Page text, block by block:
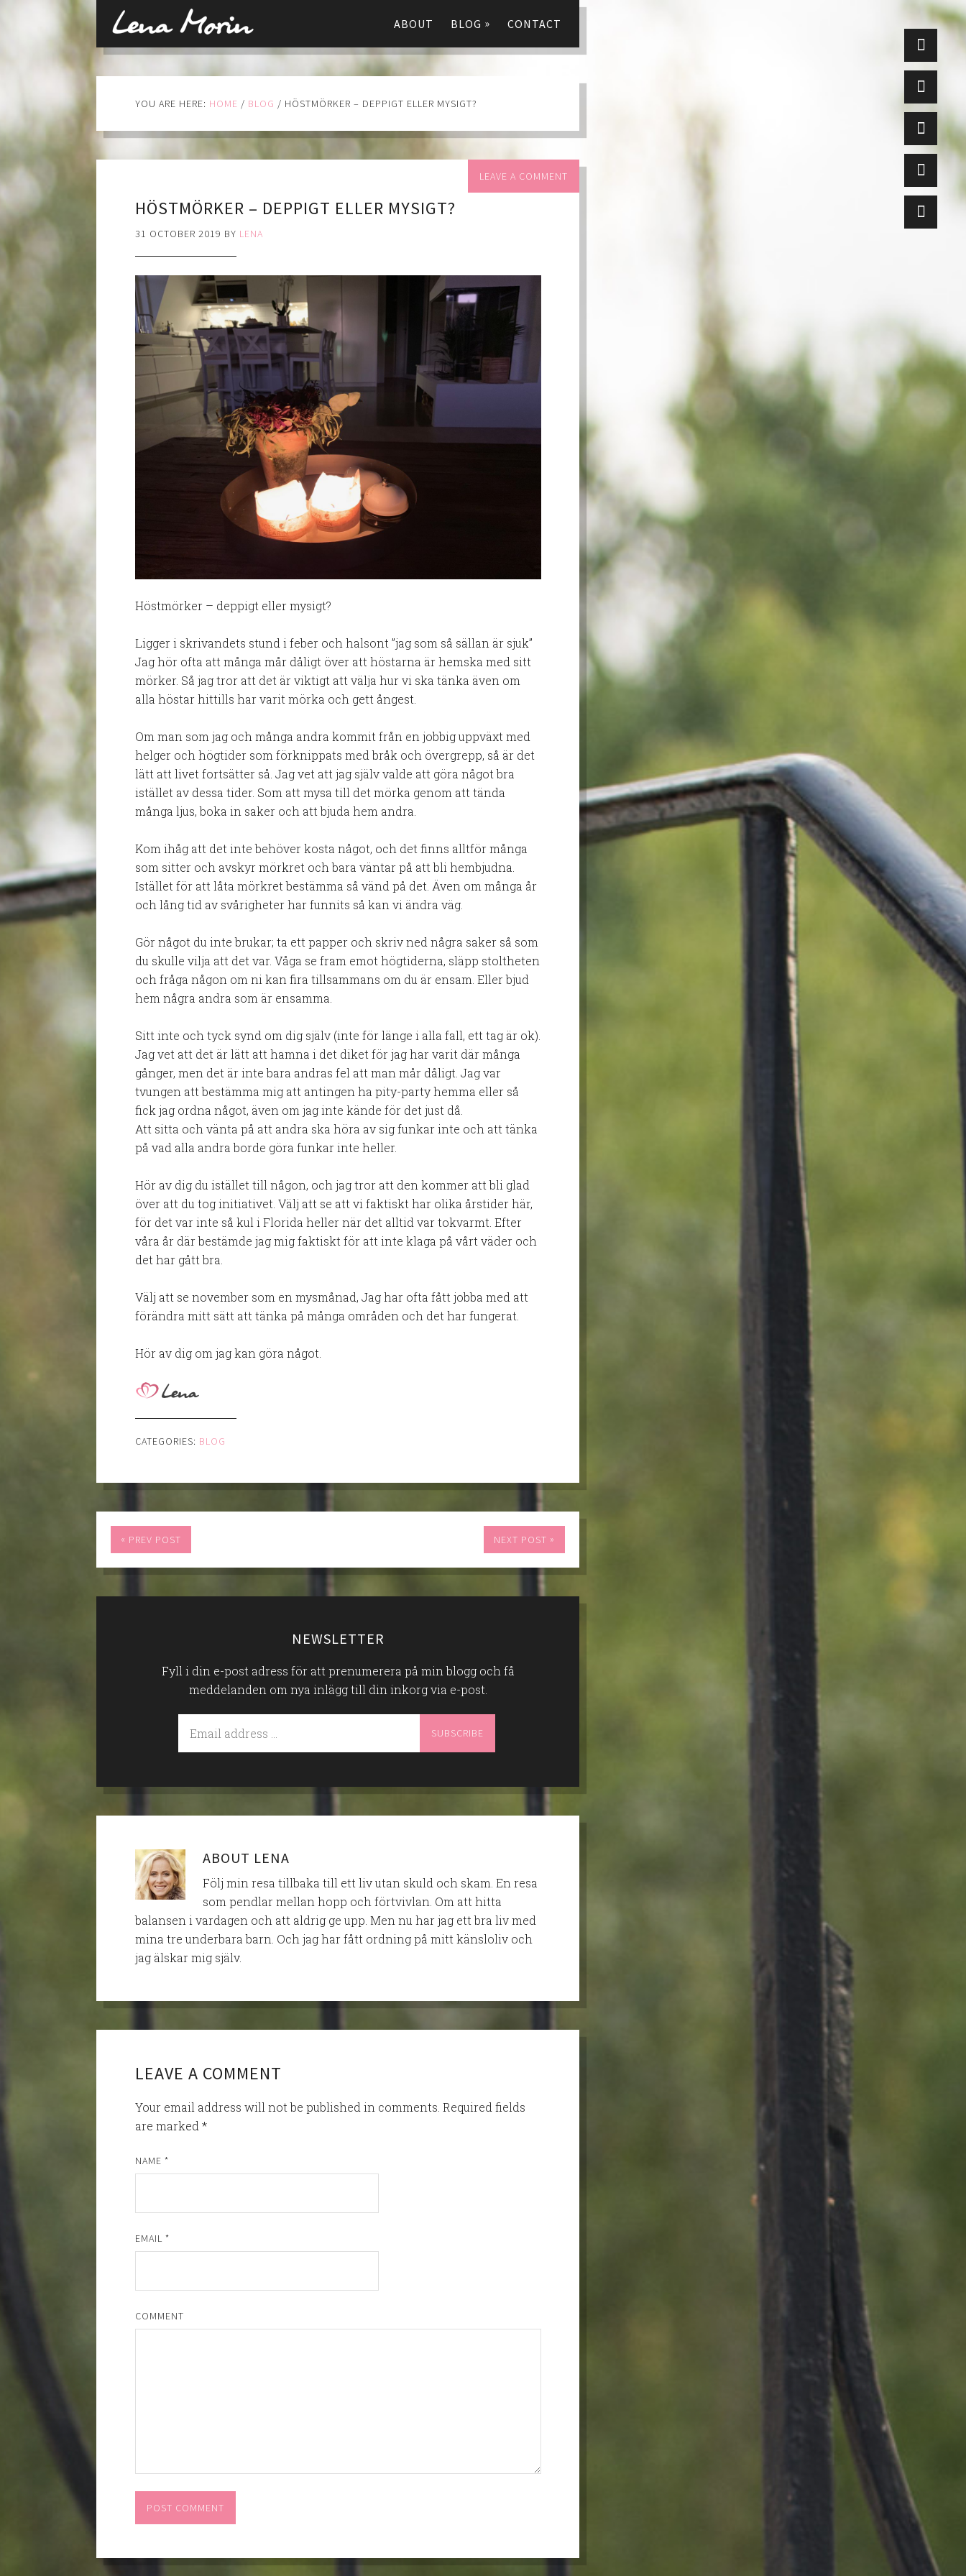
ABOUT BLOG » CONTACT
YOU ARE HERE: HOME / BLOG / HÖSTMÖRKER – DEPPIGT ELLER MYSIGT?
HÖSTMÖRKER – DEPPIGT ELLER MYSIGT?
31 OCTOBER 2019 BY LENA
LEAVE A COMMENT
Höstmörker – deppigt eller mysigt?
Ligger i skrivandets stund i feber och halsont ”jag som så sällan är sjuk”
Jag hör ofta att många mår dåligt över att höstarna är hemska med sitt
mörker. Så jag tror att det är viktigt att välja hur vi ska tänka även om
alla höstar hittills har varit mörka och gett ångest.
Om man som jag och många andra kommit från en jobbig uppväxt med
helger och högtider som förknippats med bråk och övergrepp, så är det
lätt att livet fortsätter så. Jag vet att jag själv valde att göra något bra
istället av dessa tider. Som att mysa till det mörka genom att tända
många ljus, boka in saker och att bjuda hem andra.
Kom ihåg att det inte behöver kosta något, och det finns alltför många
som sitter och avskyr mörkret och bara väntar på att bli hembjudna.
Istället för att låta mörkret bestämma så vänd på det. Även om många år
och lång tid av svårigheter har funnits så kan vi ändra väg.
Gör något du inte brukar; ta ett papper och skriv ned några saker så som
du skulle vilja att det var. Våga se fram emot högtiderna, släpp stoltheten
och fråga någon om ni kan fira tillsammans om du är ensam. Eller bjud
hem några andra som är ensamma.
Sitt inte och tyck synd om dig själv (inte för länge i alla fall, ett tag är ok).
Jag vet att det är lätt att hamna i det diket för jag har varit där många
gånger, men det är inte bara andras fel att man mår dåligt. Jag var
tvungen att bestämma mig att antingen ha pity-party hemma eller så
fick jag ordna något, även om jag inte kände för det just då.
Att sitta och vänta på att andra ska höra av sig funkar inte och att tänka
på vad alla andra borde göra funkar inte heller.
Hör av dig du istället till någon, och jag tror att den kommer att bli glad
över att du tog initiativet. Välj att se att vi faktiskt har olika årstider här,
för det var inte så kul i Florida heller när det alltid var tokvarmt. Efter
våra år där bestämde jag mig faktiskt för att inte klaga på vårt väder och
det har gått bra.
Välj att se november som en mysmånad, Jag har ofta fått jobba med att
förändra mitt sätt att tänka på många områden och det har fungerat.
Hör av dig om jag kan göra något.
CATEGORIES: BLOG
« PREV POST NEXT POST »
NEWSLETTER
Fyll i din e-post adress för att prenumerera på min blogg och få
meddelanden om nya inlägg till din inkorg via e-post.
ABOUT LENA
Följ min resa tillbaka till ett liv utan skuld och skam. En resa
som pendlar mellan hopp och förtvivlan. Om att hitta
balansen i vardagen och att aldrig ge upp. Men nu har jag ett bra liv med
mina tre underbara barn. Och jag har fått ordning på mitt känsloliv och
jag älskar mig själv.
LEAVE A COMMENT
Your email address will not be published in comments. Required fields
are marked*
NAME*
EMAIL*
COMMENT